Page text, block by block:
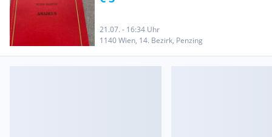
21.07. - 16:34 Uhr
1140 Wien, 14. Bezirk, Penzing